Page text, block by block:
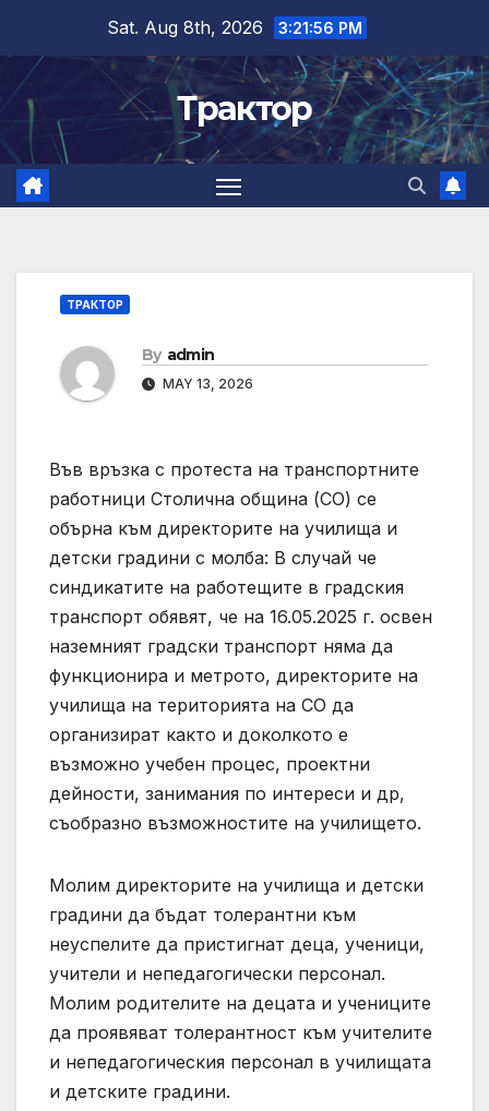
content
Sat. Aug 8th, 2026 3:21:57 PM
Трактор
ТРАКТОР
By admin
MAY 13, 2026
Във връзка с протеста на транспортните
работници Столична община (СО) се
обърна към директорите на училища и
детски градини с молба: В случай че
синдикатите на работещите в градския
транспорт обявят, че на 16.05.2025 г. освен
наземният градски транспорт няма да
функционира и метрото, директорите на
училища на територията на СО да
организират както и доколкото е
възможно учебен процес, проектни
дейности, занимания по интереси и др,
съобразно възможностите на училището.
Молим директорите на училища и детски
градини да бъдат толерантни към
неуспелите да пристигнат деца, ученици,
учители и непедагогически персонал.
Молим родителите на децата и учениците
да проявяват толерантност към учителите
и непедагогическия персонал в училищата
и детските градини.